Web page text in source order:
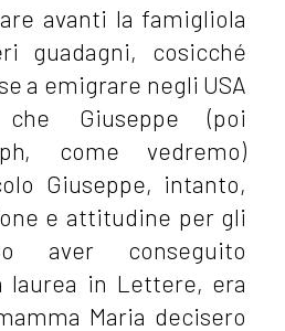
avanti la famigliola
guadagni, cosicché
a emigrare negli USA
Giuseppe (poi
come vedremo)
Giuseppe, intanto,
e attitudine per gli
aver conseguito
laurea in Lettere, era
Maria decisero